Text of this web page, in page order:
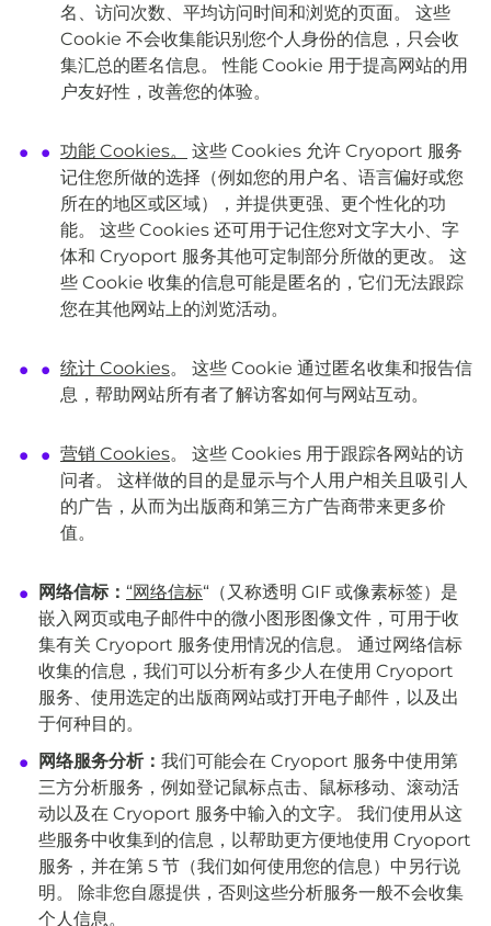
名、访问次数、平均访问时间和浏览的页面。 这些
Cookie 不会收集能识别您个人身份的信息，只会收
集汇总的匿名信息。 性能 Cookie 用于提高网站的用
户友好性，改善您的体验。
功能 Cookies。
这些 Cookies 允许 Cryoport 服务
记住您所做的选择（例如您的用户名、语言偏好或您
所在的地区或区域），并提供更强、更个性化的功
能。 这些 Cookies 还可用于记住您对文字大小、字
体和 Cryoport 服务其他可定制部分所做的更改。 这
些 Cookie 收集的信息可能是匿名的，它们无法跟踪
您在其他网站上的浏览活动。
统计 Cookies。 这些 Cookie 通过匿名收集和报告信
息，帮助网站所有者了解访客如何与网站互动。
营销 Cookies。 这些 Cookies 用于跟踪各网站的访
问者。 这样做的目的是显示与个人用户相关且吸引人
的广告，从而为出版商和第三方广告商带来更多价
值。
网络信标： “网络信标“（又称透明 GIF 或像素标签）是
嵌入网页或电子邮件中的微小图形图像文件，可用于收
集有关 Cryoport 服务使用情况的信息。 通过网络信标
收集的信息，我们可以分析有多少人在使用 Cryoport
服务、使用选定的出版商网站或打开电子邮件，以及出
于何种目的。
网络服务分析： 我们可能会在 Cryoport 服务中使用第
三方分析服务，例如登记鼠标点击、鼠标移动、滚动活
动以及在 Cryoport 服务中输入的文字。 我们使用从这
些服务中收集到的信息，以帮助更方便地使用 Cryoport
服务，并在第 5 节（我们如何使用您的信息）中另行说
明。 除非您自愿提供，否则这些分析服务一般不会收集
个人信息。